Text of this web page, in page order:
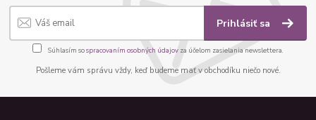
Prihlásiť sa
Súhlasím sospracovaním osobných údajov za účelom zasielania newslettera.
Pošleme vám správu vždy, keď budeme mať v obchodíku niečo nové.